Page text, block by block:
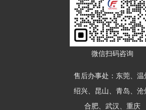
微信扫码咨询
售后办事处：东莞、温
绍兴、昆山、青岛、沧
合肥、武汉、重庆